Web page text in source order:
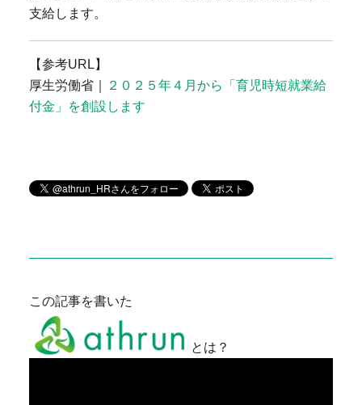
支給します。
【参考URL】
厚生労働省｜
２０２５年４月から「育児時短就業給
付金」を創設します
この記事を書いた
とは？